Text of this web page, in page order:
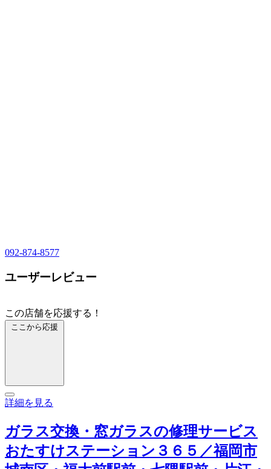
092-874-8577
ユーザーレビュー
この店舗を応援する！
ここから応援
詳細を見る
ガラス交換・窓ガラスの修理サービス
おたすけステーション３６５／福岡市